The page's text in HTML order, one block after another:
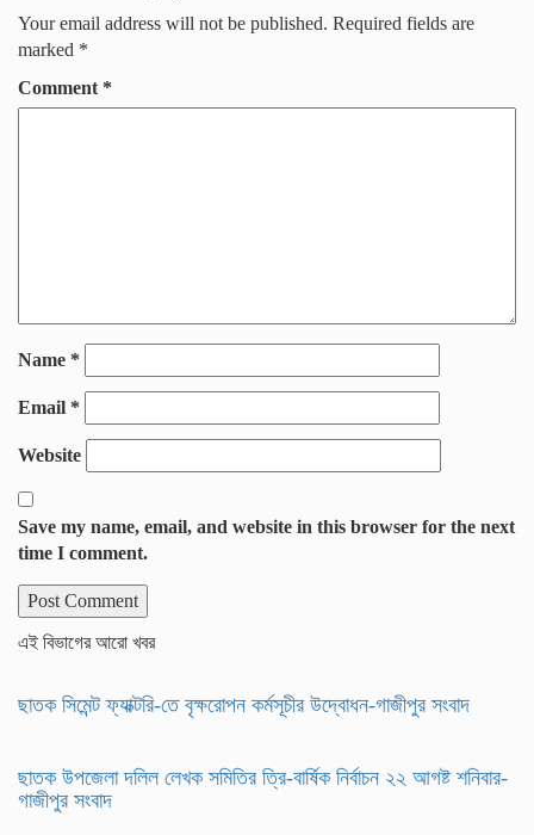
Your email address will not be published. Required fields are
marked *
Comment *
Name *
Email *
Website
Save my name, email, and website in this browser for the next
time I comment.
এই বিভাগের আরো খবর
ছাতক সিমেন্ট ফ্যাক্টরি-তে বৃক্ষরোপন কর্মসূচীর উদ্বোধন-গাজীপুর সংবাদ
ছাতক উপজেলা দলিল লেখক সমিতির ত্রি-বার্ষিক নির্বাচন ২২ আগষ্ট শনিবার-
গাজীপুর সংবাদ